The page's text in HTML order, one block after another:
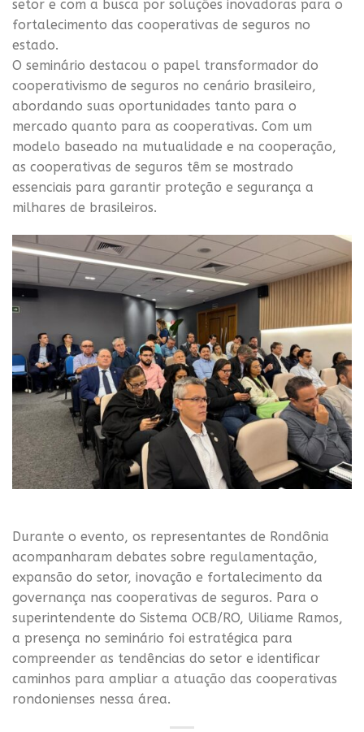
setor e com a busca por soluções inovadoras para o
fortalecimento das cooperativas de seguros no
estado.
O seminário destacou o papel transformador do
cooperativismo de seguros no cenário brasileiro,
abordando suas oportunidades tanto para o
mercado quanto para as cooperativas. Com um
modelo baseado na mutualidade e na cooperação,
as cooperativas de seguros têm se mostrado
essenciais para garantir proteção e segurança a
milhares de brasileiros.
Durante o evento, os representantes de Rondônia
acompanharam debates sobre regulamentação,
expansão do setor, inovação e fortalecimento da
governança nas cooperativas de seguros. Para o
superintendente do Sistema OCB/RO, Uiliame Ramos,
a presença no seminário foi estratégica para
compreender as tendências do setor e identificar
caminhos para ampliar a atuação das cooperativas
rondonienses nessa área.